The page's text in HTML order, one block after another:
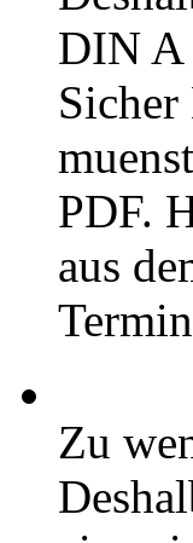
DIN A
PDF.
aus
Zu